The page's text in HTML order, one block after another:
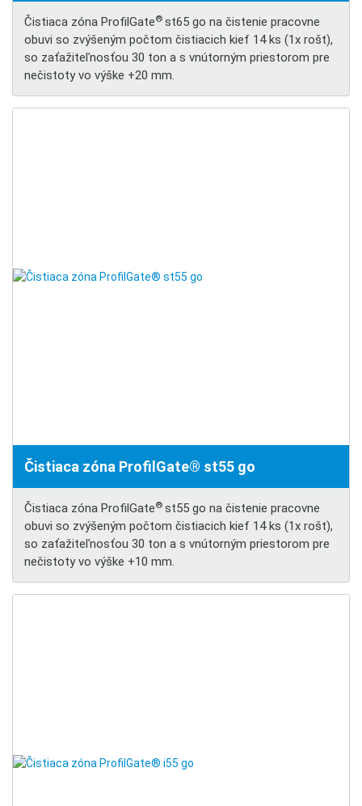
Čistiaca zóna ProfilGate® st65 go na čistenie pracovne
obuvi so zvýšeným počtom čistiacich kief 14 ks (1x rošt),
so zaťažiteľnosťou 30 ton a s vnútorným priestorom pre
nečistoty vo výške +20 mm.
Čistiaca zóna ProfilGate® st55 go
Čistiaca zóna ProfilGate® st55 go na čistenie pracovne
obuvi so zvýšeným počtom čistiacich kief 14 ks (1x rošt),
so zaťažiteľnosťou 30 ton a s vnútorným priestorom pre
nečistoty vo výške +10 mm.